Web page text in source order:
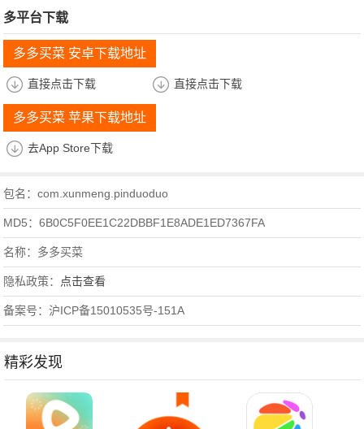
多平台下载
多多买菜 安卓下载地址
直接点击下载 直接点击下载
多多买菜 苹果下载地址
去App Store下载
包名：com.xunmeng.pinduoduo
MD5：6B0C5F0EE1C22DBBF1E8ADE1ED7367FA
名称：多多买菜
隐私政策： 点击查看
备案号：沪ICP备15010535号-151A
精彩发现